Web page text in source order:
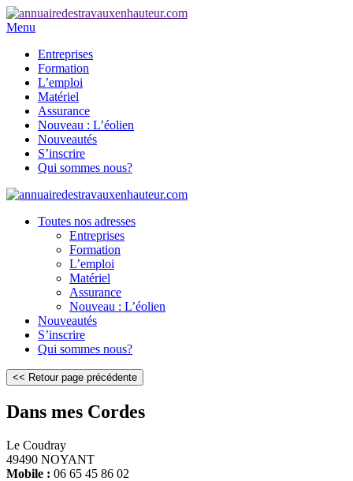
Menu
Entreprises
Formation
L’emploi
Matériel
Assurance
Nouveau : L’éolien
Nouveautés
S’inscrire
Qui sommes nous?
Toutes nos adresses
Entreprises
Formation
L’emploi
Matériel
Assurance
Nouveau : L’éolien
Nouveautés
S’inscrire
Qui sommes nous?
Dans mes Cordes
Le Coudray
49490 NOYANT
Mobile : 06 65 45 86 02